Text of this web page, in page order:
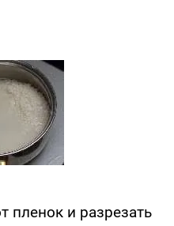
пленок и разрезать